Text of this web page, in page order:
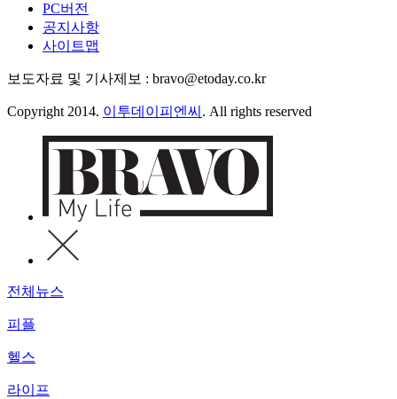
PC버전
공지사항
사이트맵
보도자료 및 기사제보 : bravo@etoday.co.kr
Copyright 2014. 이투데이피엔씨 . All rights reserved
전체뉴스
피플
헬스
라이프